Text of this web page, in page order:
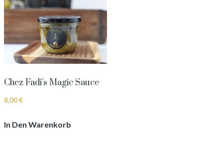
Chez Fadi’s Magic Sauce
8,00€
In Den Warenkorb